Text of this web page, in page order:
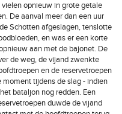
opnieuw in grote getale
De aanval meer dan een uur
Schotten afgeslagen, tenslotte
en was er een korte
aan met de bajonet. De
de weg, de vijand zwenkte
en de reservetroepen
tijdens de slag - indien
bataljon nog redden. Een
duwde de vijand